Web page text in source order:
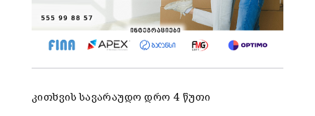
კითხვის სავარაუდო დრო 4 წუთი